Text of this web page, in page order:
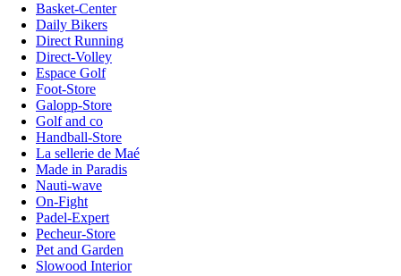
Basket-Center
Daily Bikers
Direct Running
Direct-Volley
Espace Golf
Foot-Store
Galopp-Store
Golf and co
Handball-Store
La sellerie de Maé
Made in Paradis
Nauti-wave
On-Fight
Padel-Expert
Pecheur-Store
Pet and Garden
Slowood Interior